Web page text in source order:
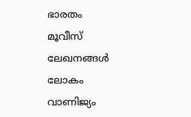
ഭാരതം
മൂവീസ്
ലേഖനങ്ങള്‍
ലോകം
വാണിജ്യം